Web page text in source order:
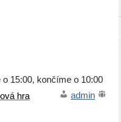
15:00, kon­čí­me o 10:00
admin